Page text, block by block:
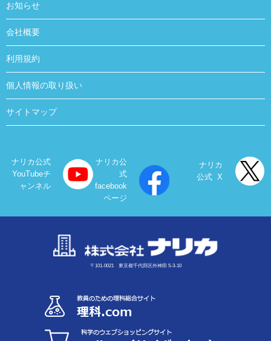
お知らせ
会社概要
利用規約
個人情報の取り扱い
サイトマップ
ナリカ公式
YouTubeチ
ャンネル
ナリカ公
式
facebook
ページ
ナリカ
公式 X
〒101-0021 東京都千代田区外神田 5-3-10